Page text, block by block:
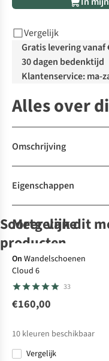
Vergelijk
Gratis levering vanaf
30 dagen bedenktijd
Klantenservice: ma-
Alles over
Omschrijving
Eigenschappen
Soortgelijke
producten
Ultralight
Merrell
Trailschoenen
Agility Peak 6
Gore-Tex
LOWA
Trailschoenen
Amplux 2 Gore-
Gore-Tex
Salomon
Trailschoenen
Xa Pro 3D V9
Gore-Tex
Ultralight
On
Trailschoenen
Cloudsoma
Meer van dit
On Wandelschoenen
Cloud 6
33
€160,00
10 kleuren beschikbaar
Vergelijk